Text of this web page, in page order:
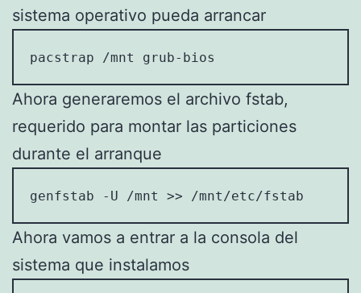
sistema operativo pueda arrancar
pacstrap /mnt grub-bios
Ahora generaremos el archivo fstab,
requerido para montar las particiones
durante el arranque
genfstab -U /mnt >> /mnt/etc/fstab
Ahora vamos a entrar a la consola del
sistema que instalamos